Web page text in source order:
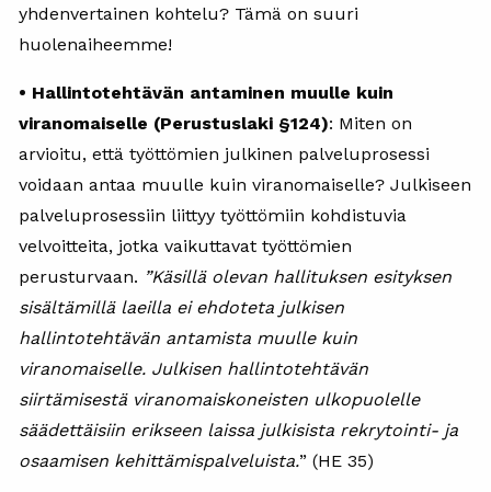
yhdenvertainen kohtelu? Tämä on suuri
huolenaiheemme!
• Hallintotehtävän antaminen muulle kuin
viranomaiselle (Perustuslaki §124): Miten on
arvioitu, että työttömien julkinen palveluprosessi
voidaan antaa muulle kuin viranomaiselle? Julkiseen
palveluprosessiin liittyy työttömiin kohdistuvia
velvoitteita, jotka vaikuttavat työttömien
perusturvaan. ”Käsillä olevan hallituksen esityksen
sisältämillä laeilla ei ehdoteta julkisen
hallintotehtävän antamista muulle kuin
viranomaiselle. Julkisen hallintotehtävän
siirtämisestä viranomaiskoneisten ulkopuolelle
säädettäisiin erikseen laissa julkisista rekrytointi- ja
osaamisen kehittämispalveluista.” (HE 35)